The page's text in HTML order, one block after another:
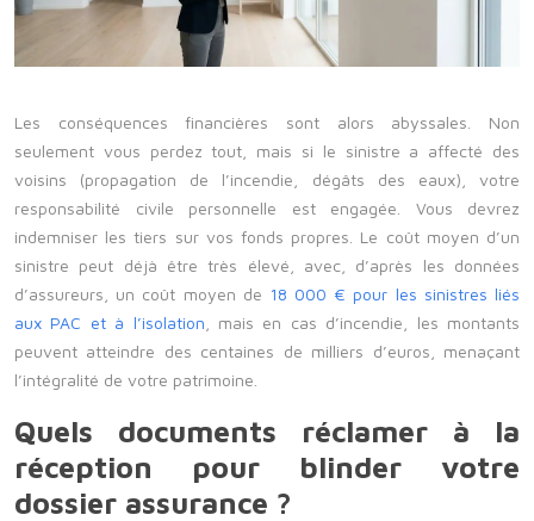
Les conséquences financières sont alors abyssales. Non
seulement vous perdez tout, mais si le sinistre a affecté des
voisins (propagation de l’incendie, dégâts des eaux), votre
responsabilité civile personnelle est engagée. Vous devrez
indemniser les tiers sur vos fonds propres. Le coût moyen d’un
sinistre peut déjà être très élevé, avec, d’après les données
d’assureurs, un coût moyen de 18 000 € pour les sinistres liés
aux PAC et à l’isolation , mais en cas d’incendie, les montants
peuvent atteindre des centaines de milliers d’euros, menaçant
l’intégralité de votre patrimoine.
Quels documents réclamer à la
réception pour blinder votre
dossier assurance ?